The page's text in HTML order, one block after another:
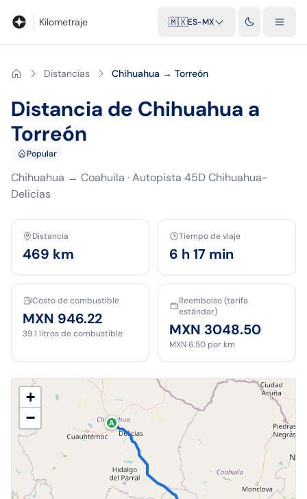
Kilometraje 🇲🇽ES-MX
Distancias Chihuahua → Torreón
Distancia de Chihuahua a
Torreón
Popular
Chihuahua → Coahuila ·Autopista 45D Chihuahua-
Delicias
Distancia
469 km
Tiempo de viaje
6 h 17 min
Costo de combustible
MXN 946.22
39.1 litros de combustible
Reembolso (tarifa
estándar)
MXN 3048.50
MXN 6.50 por km
A
+
−